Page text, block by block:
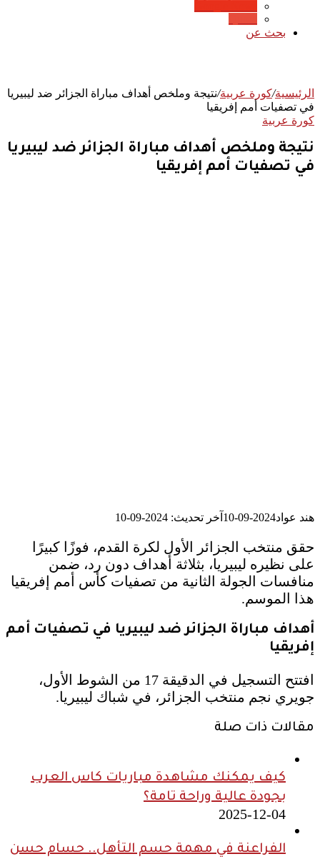
بحث عن
الرئيسية/كورة عربية/نتيجة وملخص أهداف مباراة الجزائر ضد ليبيريا
في تصفيات أمم إفريقيا
كورة عربية
نتيجة وملخص أهداف مباراة الجزائر ضد ليبيريا
في تصفيات أمم إفريقيا
هند عواد2024-09-10 آخر تحديث: 2024-09-10
حقق منتخب الجزائر الأول لكرة القدم، فوزًا كبيرًا
على نظيره ليبيريا، بثلاثة أهداف دون رد، ضمن
منافسات الجولة الثانية من تصفيات كأس أمم إفريقيا
هذا الموسم.
أهداف مباراة الجزائر ضد ليبيريا في تصفيات أمم
إفريقيا
افتتح التسجيل في الدقيقة 17 من الشوط الأول،
جويري نجم منتخب الجزائر، في شباك ليبيريا.
مقالات ذات صلة
كيف يمكنك مشاهدة مباريات كاس العرب
بجودة عالية وراحة تامة؟
2025-12-04
الفراعنة في مهمة حسم التأهل.. حسام حسن